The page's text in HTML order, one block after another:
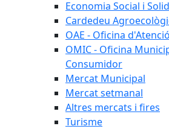
Economia Social i
Cardedeu
OAE - Oficina
OMIC - Oficina
Consumidor
Mercat Municipal
Mercat setmanal
Altres mercats i fires
Turisme